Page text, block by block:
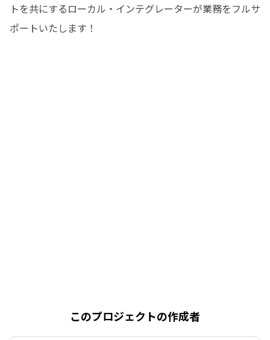
トを共にするローカル・インテグレーターが業務をフルサ
ポートいたします！
このプロジェクトの作成者